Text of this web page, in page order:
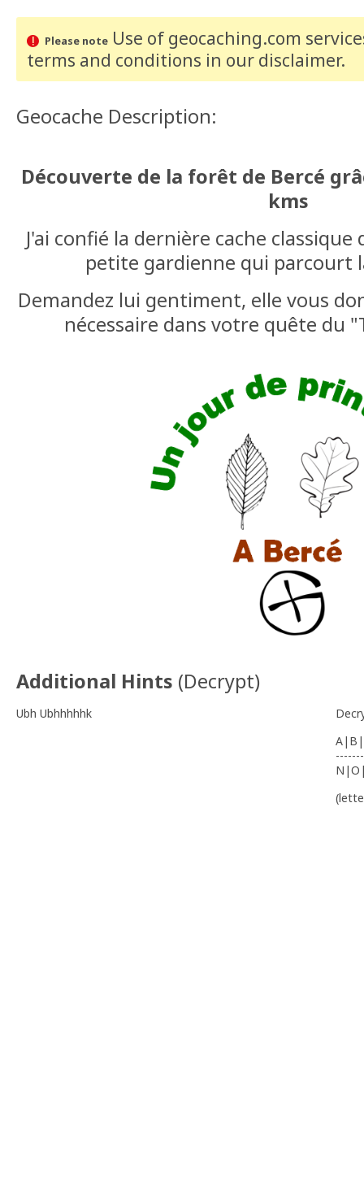
Please noteUse of geocaching.com
terms and conditions in our disclaimer.
Geocache Description:
Découverte de la forêt de Bercé
kms
J'ai confié la dernière cache
petite gardienne qui parcourt
Demandez lui gentiment, elle vous
nécessaire dans votre quête du
Additional Hints (Decrypt)
Ubh Ubhhhhhk